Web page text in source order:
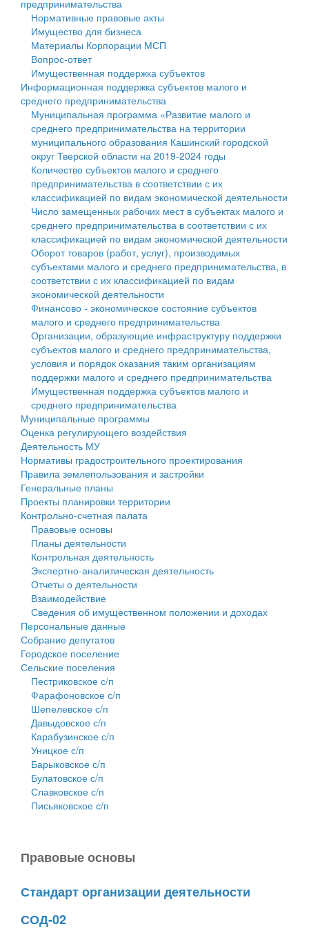
Государственные услуги
Промышленность и АПК
Экономика и бизнес
...
Символика
Устав
Гостям округа
Туризм
Культура
Образование
Здравоохранение
Социальная защита
Фотоальбом
муниципального округа Тверской области
Администрация Кашинского муниципального округа
Тверской области
Управление сельскими территориями
Открытые данные
Работа с обращениями граждан
Муниципальный контроль
Муниципальные услуги
Проекты административных регламентов
Антимонопольный комплаенс
Противодействие коррупции
Финансовое управление
Бюджет для граждан
Имущество
Выявление правообладателей ранее учтенных
объектов недвижимости
Имущественная поддержка субъектов малого и
среднего предпринимательства
Информационная поддержка субъектов малого и
среднего предпринимательства
Муниципальные программы
Контрольно-счетная палата
Персональные данные
Оценка регулирующего воздействия
Деятельность МУ
Нормативы градостроительного проектирования
Правила землепользования и застройки
Генеральные планы
Проекты планировки территории
Собрание депутатов
Городское поселение
Сельские поселения
предпринимательства
Нормативные правовые акты
Имущество для бизнеса
Материалы Корпорации МСП
Вопрос-ответ
Имущественная поддержка субъектов
Информационная поддержка субъектов малого и
среднего предпринимательства
Муниципальная программа «Развитие малого и
среднего предпринимательства на территории
муниципального образования Кашинский городской
округ Тверской области на 2019-2024 годы
Количество субъектов малого и среднего
предпринимательства в соответствии с их
классификацией по видам экономической деятельности
Число замещенных рабочих мест в субъектах малого и
среднего предпринимательства в соответствии с их
классификацией по видам экономической деятельности
Оборот товаров (работ, услуг), производимых
субъектами малого и среднего предпринимательства, в
соответствии с их классификацией по видам
экономической деятельности
Финансово - экономическое состояние субъектов
малого и среднего предпринимательства
Организации, образующие инфраструктуру поддержки
субъектов малого и среднего предпринимательства,
условия и порядок оказания таким организациям
поддержки малого и среднего предпринимательства
Имущественная поддержка субъектов малого и
среднего предпринимательства
Муниципальные программы
Оценка регулирующего воздействия
Деятельность МУ
Нормативы градостроительного проектирования
Правила землепользования и застройки
Генеральные планы
Проекты планировки территории
Контрольно-счетная палата
Правовые основы
Планы деятельности
Контрольная деятельность
Экспертно-аналитическая деятельность
Отчеты о деятельности
Взаимодействие
Сведения об имущественном положении и доходах
Персональные данные
Собрание депутатов
Городское поселение
Сельские поселения
Пестриковское с/п
Фарафоновское с/п
Шепелевское с/п
Давыдовское с/п
Карабузинское с/п
Уницкое с/п
Барыковское с/п
Булатовское с/п
Славковское с/п
Письяковское с/п
Правовые основы
Стандарт организации деятельности
СОД-02